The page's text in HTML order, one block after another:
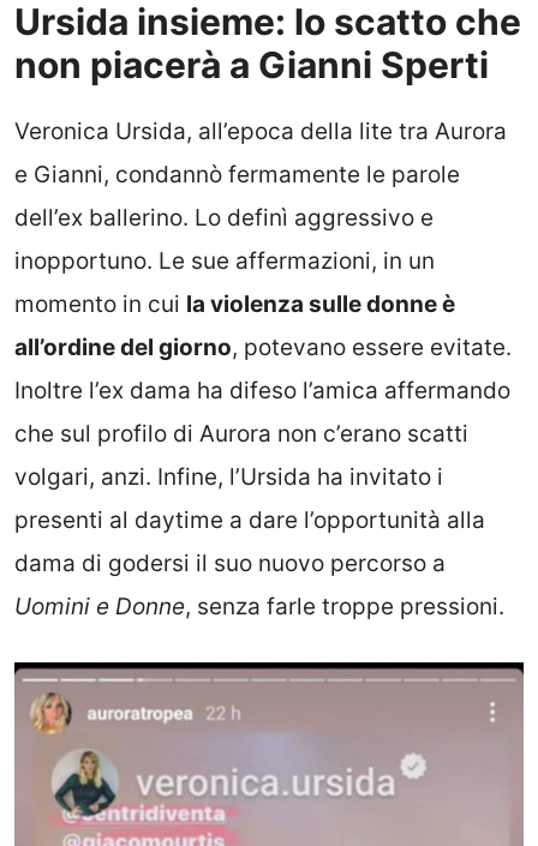
Ursida insieme: lo scatto che
non piacerà a Gianni Sperti
Veronica Ursida, all’epoca della lite tra Aurora
e Gianni, condannò fermamente le parole
dell’ex ballerino. Lo definì aggressivo e
inopportuno. Le sue affermazioni, in un
momento in cui la violenza sulle donne è
all’ordine del giorno, potevano essere evitate.
Inoltre l’ex dama ha difeso l’amica affermando
che sul profilo di Aurora non c’erano scatti
volgari, anzi. Infine, l’Ursida ha invitato i
presenti al daytime a dare l’opportunità alla
dama di godersi il suo nuovo percorso a
Uomini e Donne, senza farle troppe pressioni.